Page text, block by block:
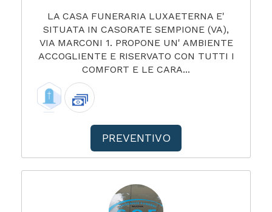
LA CASA FUNERARIA LUXAETERNA E'
SITUATA IN CASORATE SEMPIONE (VA),
VIA MARCONI 1. PROPONE UN' AMBIENTE
ACCOGLIENTE E RISERVATO CON TUTTI I
COMFORT E LE CARA...
PREVENTIVO